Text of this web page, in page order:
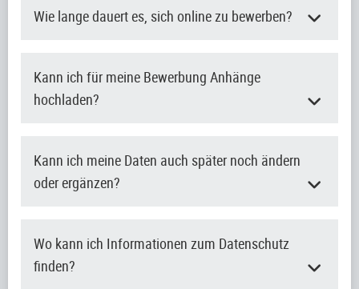
Wie lange dauert es, sich online zu bewerben?
Kann ich für meine Bewerbung Anhänge
hochladen?
Kann ich meine Daten auch später noch ändern
oder ergänzen?
Wo kann ich Informationen zum Datenschutz
finden?